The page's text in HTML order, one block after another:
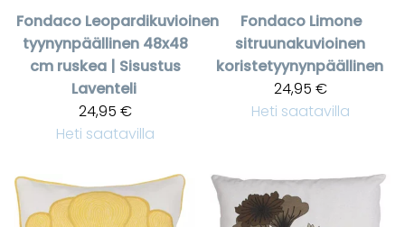
Fondaco Leopardikuvioinen
tyynynpäällinen 48x48
cm ruskea | Sisustus
Laventeli
24,95 €
Heti saatavilla
Fondaco Limone
sitruunakuvioinen
koristetyynynpäällinen
24,95 €
Heti saatavilla